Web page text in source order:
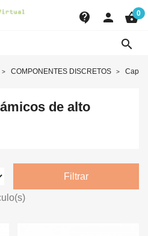
contact_support person shopping_basket0

COMPONENTES DISCRETOS
de alto
Filtrar